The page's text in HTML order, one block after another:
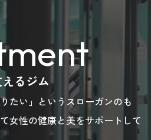
here.
please
here.
るジム
たい」というスローガンのも
女性の健康と美をサポートして